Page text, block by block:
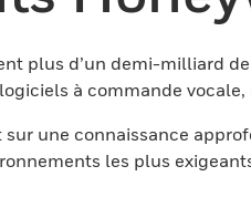
plus d’un demi-milliard
à commande
sur une connaissance
les plus